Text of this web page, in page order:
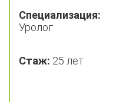
Специализация:
Уролог
Стаж: 25 лет